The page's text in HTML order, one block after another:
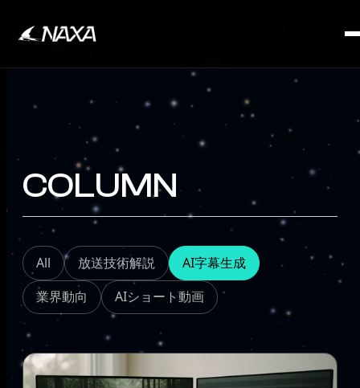
SERVICE
COLUMN
All 放送技術解説
AI字幕生成
業界動向
AIショート動画